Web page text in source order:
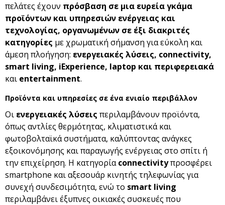
πελάτες έχουν πρόσβαση σε μια ευρεία γκάμα
προϊόντων και υπηρεσιών ενέργειας και
τεχνολογίας, οργανωμένων σε έξι διακριτές
κατηγορίες με χρωματική σήμανση για εύκολη και
άμεση πλοήγηση: ενεργειακές λύσεις, connectivity,
smart living, iExperience, laptop και περιφερειακά
και entertainment.
Προϊόντα και υπηρεσίες σε ένα ενιαίο περιβάλλον
Οι ενεργειακές λύσεις περιλαμβάνουν προϊόντα,
όπως αντλίες θερμότητας, κλιματιστικά και
φωτοβολταϊκά συστήματα, καλύπτοντας ανάγκες
εξοικονόμησης και παραγωγής ενέργειας στο σπίτι ή
την επιχείρηση. Η κατηγορίαconnectivityπροσφέρει
smartphone και αξεσουάρ κινητής τηλεφωνίας για
συνεχή συνδεσιμότητα, ενώ το smart living
περιλαμβάνει έξυπνες οικιακές συσκευές που